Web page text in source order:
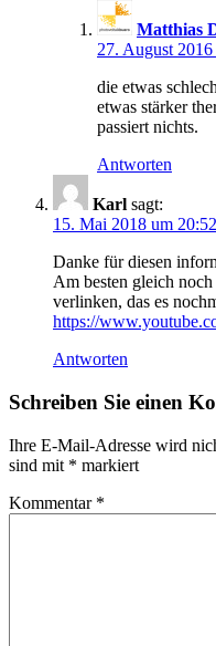
Matthias
27. August
die etwas
etwas stärker
passiert nichts.
Antworten
Karl sagt:
15. Mai 2018 um
Danke für diesen
Am besten gleich
verlinken, das es
https://
Antworten
Schreiben Sie einen
Ihre E-Mail-Adresse wird
sind mit * markiert
Kommentar *